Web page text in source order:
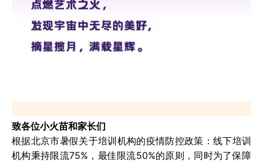
点此展开
致各位小火苗和家长们
致各位小火苗和家长们
根据北京市暑假关于培训机构的疫情防控政策：线下培训
机构秉持限流75%，最佳限流50%的原则，同时为了保障